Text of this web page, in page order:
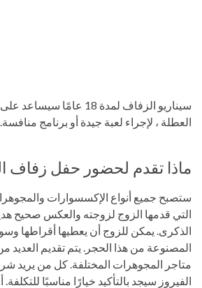
سيناريو الزفاف لمدة 18 عامًا
العطلة ، لإجراء لعبة جيدة أو برنامج منافسة.
ماذا تقدم لحضور حفل زفاف
ستصبح جميع أنواع الإكسسوارات
التي قدمها الزوج لزوجته والعكس صحيح
الذكرى. يمكن للزوج أن يعطيها أقراطها
المصنوعة من هذا الحجر. يتم تقديم العديد
متاجر المجوهرات المختلفة. كل من يريد
الفيروز سيجد بالتأكيد خيارًا مناسبًا